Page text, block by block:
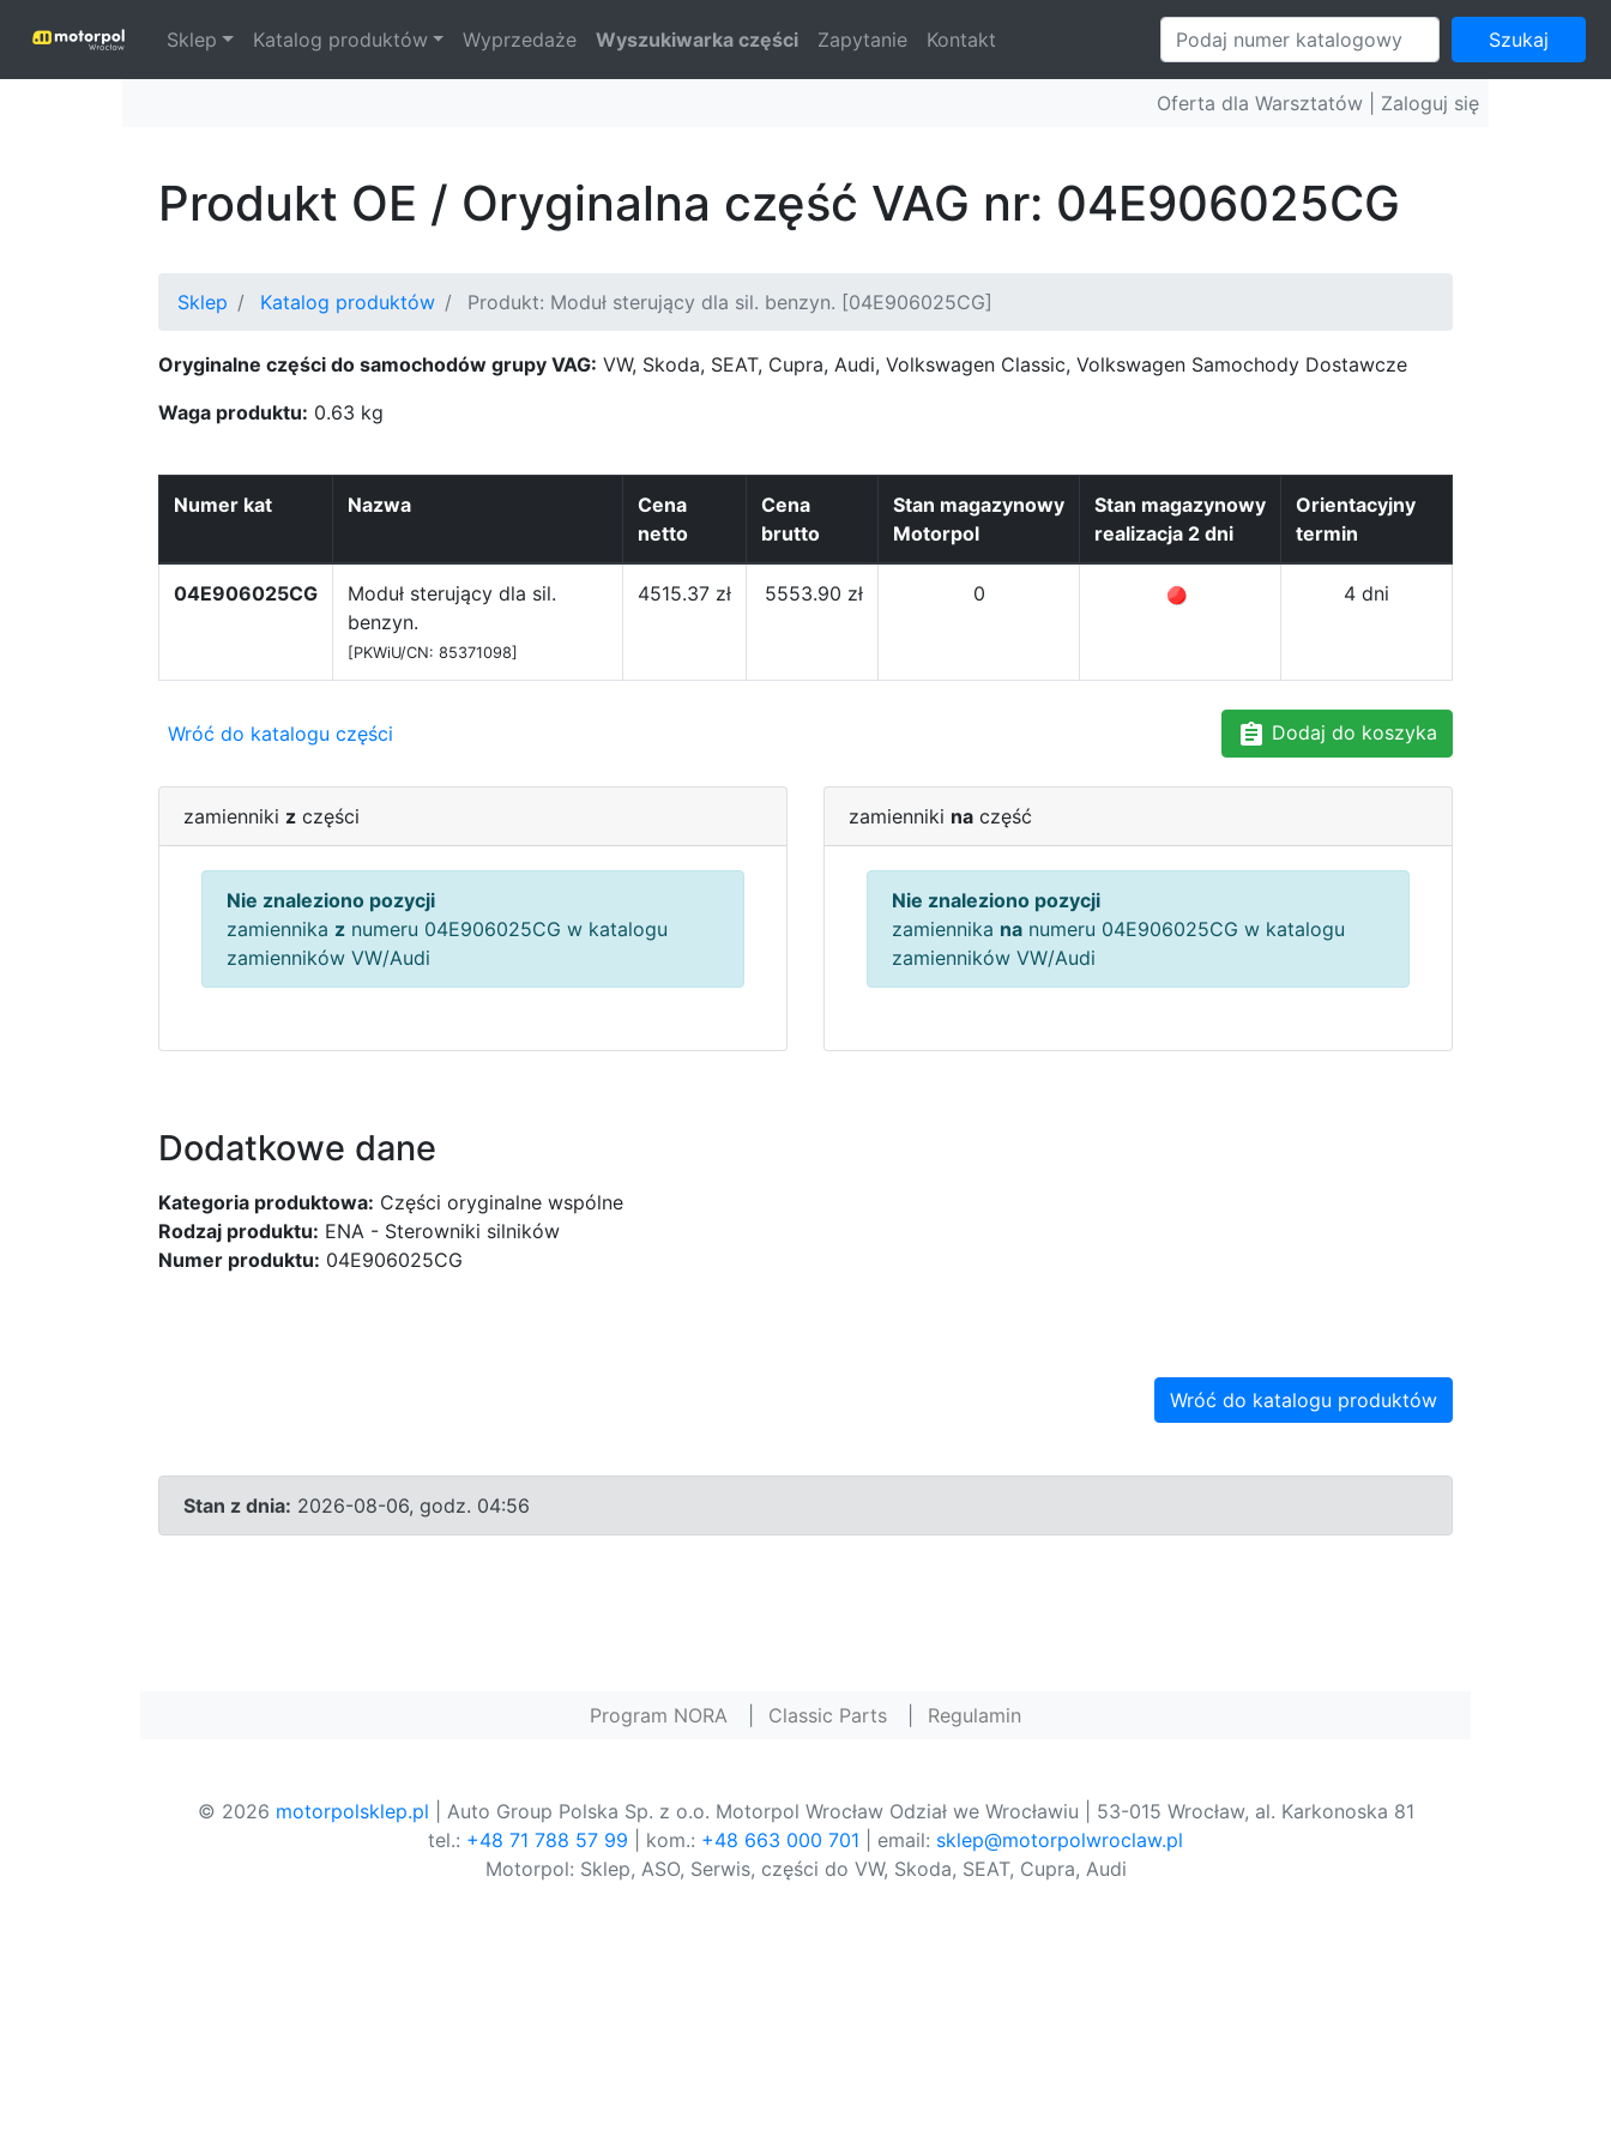
Sklep Katalog produktów Wyprzedaże Wyszukiwarka części Zapytanie Kontakt Szukaj
Oferta dla Warsztatów | Zaloguj się
Produkt OE / Oryginalna część VAG nr: 04E906025CG
Sklep Katalog produktów Produkt: Moduł sterujący dla sil. benzyn. [04E906025CG]
Oryginalne części do samochodów grupy VAG: VW, Skoda, SEAT, Cupra, Audi, Volkswagen Classic, Volkswagen Samochody Dostawcze
Waga produktu: 0.63 kg
Numer kat Nazwa
Cena
netto
Cena
brutto
Stan magazynowy
Motorpol
Stan magazynowy
realizacja 2 dni
Orientacyjny
termin
04E906025CG
Moduł sterujący dla sil.
benzyn.
[PKWiU/CN: 85371098]
4515.37 zł 5553.90 zł 0 4 dni
Wróć do katalogu części Dodaj do koszyka
zamienniki z części
Nie znaleziono pozycji
zamiennika z numeru 04E906025CG w katalogu
zamienników VW/Audi
zamienniki na część
Nie znaleziono pozycji
zamiennika na numeru 04E906025CG w katalogu
zamienników VW/Audi
Dodatkowe dane
Kategoria produktowa: Części oryginalne wspólne
Rodzaj produktu: ENA - Sterowniki silników
Numer produktu: 04E906025CG
Wróć do katalogu produktów
Stan z dnia: 2026-08-06, godz. 04:56
Program NORA Classic Parts Regulamin
© 2026 motorpolsklep.pl | Auto Group Polska Sp. z o.o. Motorpol Wrocław Odział we Wrocławiu | 53-015 Wrocław, al. Karkonoska 81
tel.: +48 71 788 57 99 | kom.: +48 663 000 701 | email: sklep@motorpolwroclaw.pl
Motorpol: Sklep, ASO, Serwis, części do VW, Skoda, SEAT, Cupra, Audi